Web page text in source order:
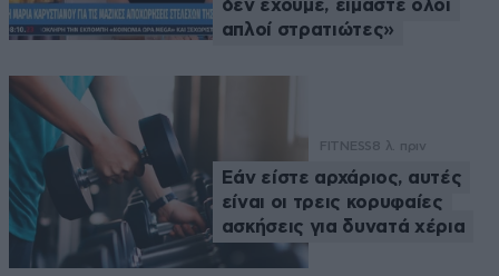
δεν έχουμε, είμαστε όλοι
απλοί στρατιώτες»
FITNESS8 λ. πριν
Εάν είστε αρχάριος, αυτές
είναι οι τρεις κορυφαίες
ασκήσεις για δυνατά χέρια